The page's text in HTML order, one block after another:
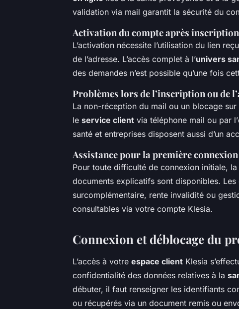
validation via mail garantit la sécurité du
Activation du compte après inscription
L’activation nécessite l’utilisation du lien
de l’adresse. L’accès complet à l’univers
des demandes n’est possible qu’une fois
Problèmes lors de l’inscription ou de
La non-réception du mail ou un blocage
le service client via téléphone mail ou par l’
santé et entreprises disposent aussi d’un
Assistance pour la première connexion
Pour toute difficulté de connexion initiale, la
documents explicatifs sont disponibles.
surcomplémentaire, rente invalidité ou
consultables via votre compte Klesia.
Connexion et déblocage du
L’accès à votre espace client Klesia
confidentialité des données relatives à la
débuter, il faut renseigner les identifiants
ou récupérés via un document remis ou